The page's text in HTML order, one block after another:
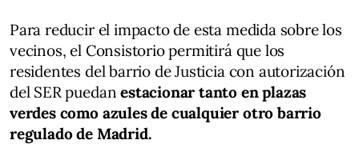
Para reducir el impacto de esta medida sobre los
vecinos, el Consistorio permitirá que los
residentes del barrio de Justicia con autorización
del SER puedanestacionar tanto en plazas
verdes como azules de cualquier otro barrio
regulado de Madrid.